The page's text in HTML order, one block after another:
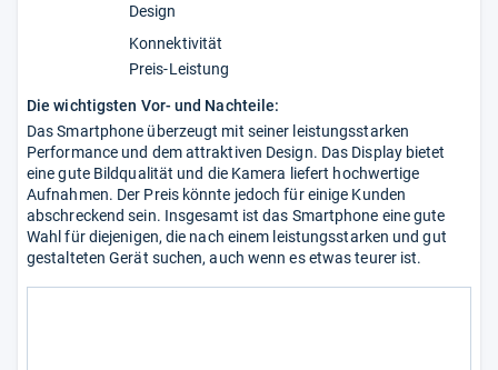
Design
Konnektivität
Preis-Leistung
Die wichtigsten Vor- und Nachteile:
Das Smartphone überzeugt mit seiner leistungsstarken
Performance und dem attraktiven Design. Das Display bietet
eine gute Bildqualität und die Kamera liefert hochwertige
Aufnahmen. Der Preis könnte jedoch für einige Kunden
abschreckend sein. Insgesamt ist das Smartphone eine gute
Wahl für diejenigen, die nach einem leistungsstarken und gut
gestalteten Gerät suchen, auch wenn es etwas teurer ist.